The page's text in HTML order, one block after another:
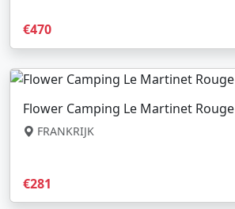
€470
Flower Camping Le Martinet Rouge
FRANKRIJK
€281